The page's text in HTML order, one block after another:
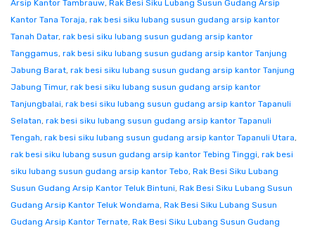
Arsip Kantor Tambrauw, Rak Besi Siku Lubang Susun Gudang Arsip
Kantor Tana Toraja, rak besi siku lubang susun gudang arsip kantor
Tanah Datar, rak besi siku lubang susun gudang arsip kantor
Tanggamus, rak besi siku lubang susun gudang arsip kantor Tanjung
Jabung Barat, rak besi siku lubang susun gudang arsip kantor Tanjung
Jabung Timur, rak besi siku lubang susun gudang arsip kantor
Tanjungbalai, rak besi siku lubang susun gudang arsip kantor Tapanuli
Selatan, rak besi siku lubang susun gudang arsip kantor Tapanuli
Tengah, rak besi siku lubang susun gudang arsip kantor Tapanuli Utara,
rak besi siku lubang susun gudang arsip kantor Tebing Tinggi, rak besi
siku lubang susun gudang arsip kantor Tebo, Rak Besi Siku Lubang
Susun Gudang Arsip Kantor Teluk Bintuni, Rak Besi Siku Lubang Susun
Gudang Arsip Kantor Teluk Wondama, Rak Besi Siku Lubang Susun
Gudang Arsip Kantor Ternate, Rak Besi Siku Lubang Susun Gudang